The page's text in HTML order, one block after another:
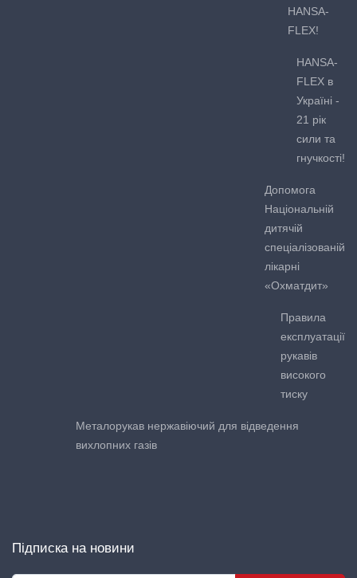
HANSA-
FLEX!
HANSA-
FLEX в
Україні -
21 рік
сили та
гнучкості!
Допомога
Національній
дитячій
спеціалізованій
лікарні
«Охматдит»
Правила
експлуатації
рукавів
високого
тиску
Металорукав нержавіючий для відведення
вихлопних газів
Підписка на новини